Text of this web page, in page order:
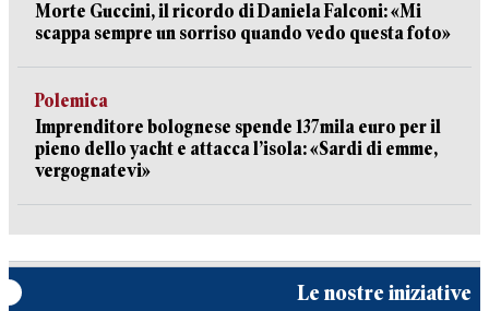
Morte Guccini, il ricordo di Daniela Falconi: «Mi
scappa sempre un sorriso quando vedo questa foto»
Polemica
Imprenditore bolognese spende 137mila euro per il
pieno dello yacht e attacca l’isola: «Sardi di emme,
vergognatevi»
Le nostre iniziative